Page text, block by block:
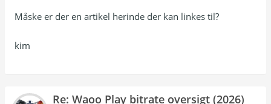
| Viasat Nature            | 1920×1080p |  50
|  ~7.6 | AAC ~133k              |
|  ~7.5 | EC-3 ~260k             |
Måske er der en artikel herinde der kan linkes til?
kim
Re: Waoo Play bitrate oversigt (2026)